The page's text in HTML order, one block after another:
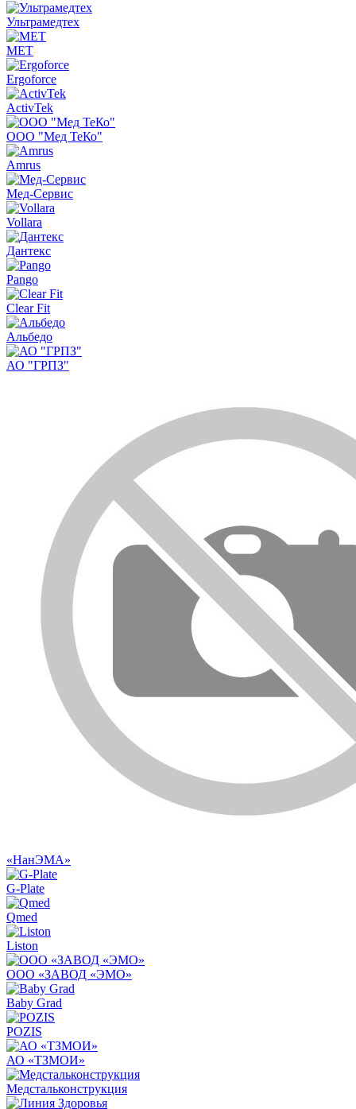
Ультрамедтех
MET
Ergoforce
ActivTek
ООО "Мед ТеКо"
Amrus
Мед-Сервис
Vollara
Дантекс
Pango
Clear Fit
Альбедо
АО "ГРПЗ"
«НанЭМА»
G-Plate
Qmed
Liston
ООО «ЗАВОД «ЭМО»
Baby Grad
POZIS
АО «ТЗМОИ»
Медстальконструкция